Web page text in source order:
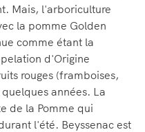
Mais, l'arboriculture
la pomme Golden
comme étant la
d'Origine
rouges (framboises,
années. La
de la Pomme qui
l'été. Beyssenac est